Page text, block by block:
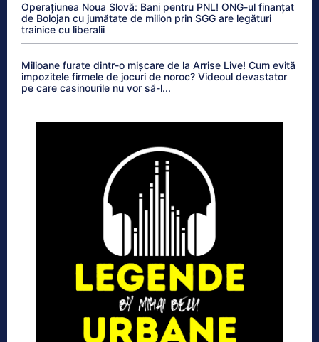
Operațiunea Noua Slovă: Bani pentru PNL! ONG-ul finanțat
de Bolojan cu jumătate de milion prin SGG are legături
trainice cu liberalii
Milioane furate dintr-o mișcare de la Arrise Live! Cum evită
impozitele firmele de jocuri de noroc? Videoul devastator
pe care casinourile nu vor să-l...